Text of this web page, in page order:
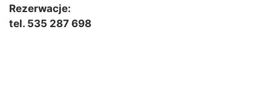
Rezerwacje:
tel. 535 287 698